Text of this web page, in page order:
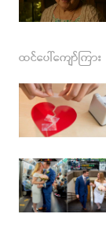
ထင်ပေါ်ကျော်ကြား